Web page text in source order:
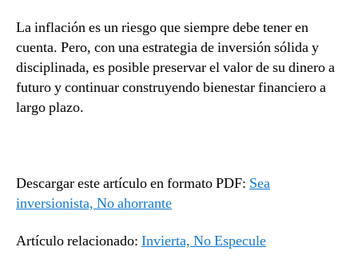
La inflación es un riesgo que siempre debe tener en
cuenta. Pero, con una estrategia de inversión sólida y
disciplinada, es posible preservar el valor de su dinero a
futuro y continuar construyendo bienestar financiero a
largo plazo.
Descargar este artículo en formato PDF: Sea
inversionista, No ahorrante
Artículo relacionado: Invierta, No Especule